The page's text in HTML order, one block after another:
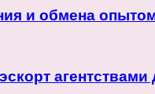
и обмена